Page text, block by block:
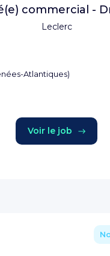
Leclerc
commercial -
Atlantiques)
Voir le job